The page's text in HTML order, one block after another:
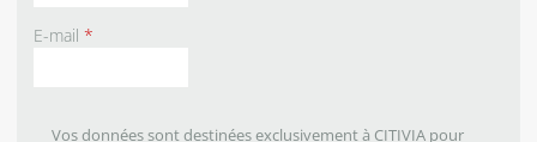
E-mail *
Vos données sont destinées exclusivement à CITIVIA pour